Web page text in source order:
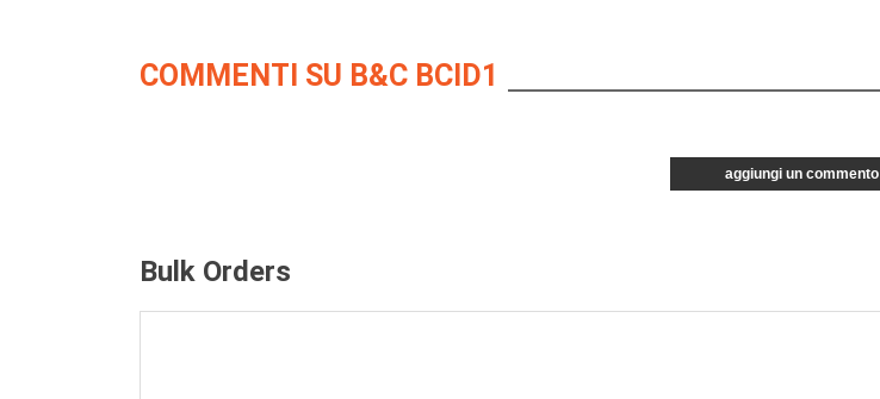
COMMENTI SU B&C BCID1
aggiungi un commento
Bulk Orders